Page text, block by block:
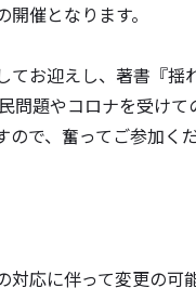
催となります。
お迎えし、著書『揺
問題やコロナを受け
で、奮ってご参加くだ
応に伴って変更の可